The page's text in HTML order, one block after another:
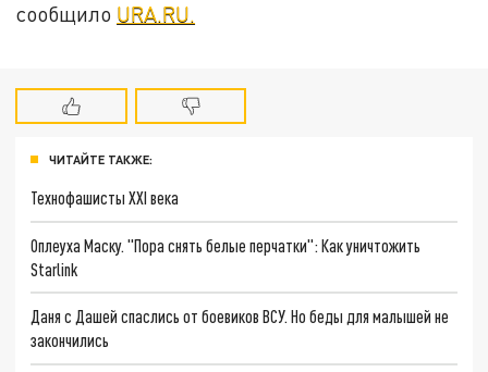
сообщило URA.RU.
ЧИТАЙТЕ ТАКЖЕ:
Технофашисты XXI века
Оплеуха Маску. "Пора снять белые перчатки": Как уничтожить
Starlink
Даня с Дашей спаслись от боевиков ВСУ. Но беды для малышей не
закончились